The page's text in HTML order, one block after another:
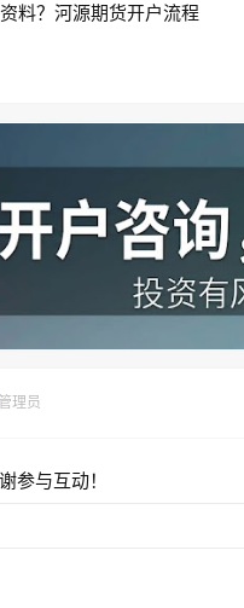
料？河源期货开户流程
管理员
参与互动！